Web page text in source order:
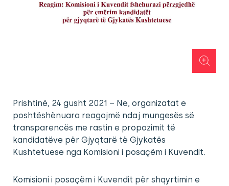
Prishtinë, 24 gusht 2021 – Ne, organizatat e
poshtëshënuara reagojmë ndaj mungesës së
transparencës me rastin e propozimit të
kandidatëve për Gjyqtarë të Gjykatës
Kushtetuese nga Komisioni i posaçëm i Kuvendit.
Komisioni i posaçëm i Kuvendit për shqyrtimin e